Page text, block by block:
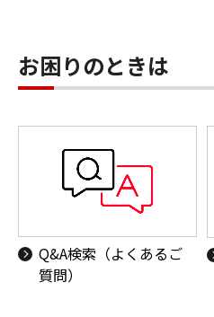
お困りのときは
Q&A検索（よくあるご
質問）